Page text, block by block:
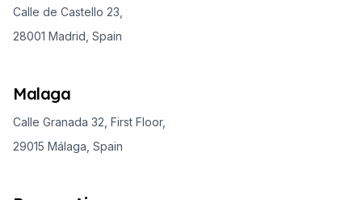
Calle de Castello 23,
28001 Madrid, Spain
Malaga
Calle Granada 32, First Floor,
29015 Málaga, Spain